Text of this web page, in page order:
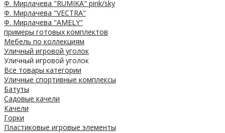
Ф. Мирлачева "RUMIKA" pink/sky
Ф. Мирлачева "VECTRA"
Ф. Мирлачева "AMELY"
примеры готовых комплектов
Мебель по коллекциям
Уличный игровой уголок
Уличный игровой уголок
Все товары категории
Уличные спортивные комплексы
Батуты
Садовые качели
Качели
Горки
Пластиковые игровые элементы